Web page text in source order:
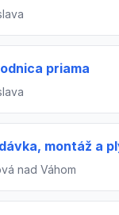
priama
montáž a
nad Váhom